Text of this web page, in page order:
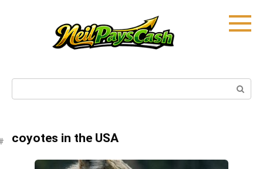
coyotes in the USA